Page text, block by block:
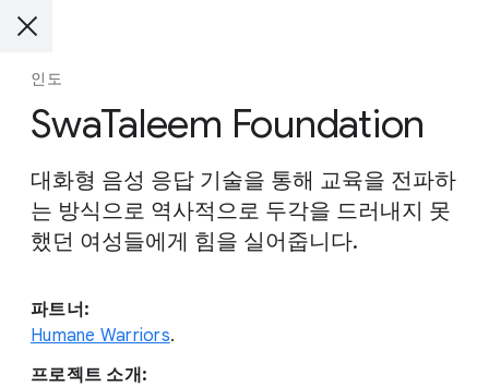
인도
SwaTaleem Foundation
대화형 음성 응답 기술을 통해 교육을 전파하
는 방식으로 역사적으로 두각을 드러내지 못
했던 여성들에게 힘을 실어줍니다.
파트너:
Humane Warriors.
프로젝트 소개: